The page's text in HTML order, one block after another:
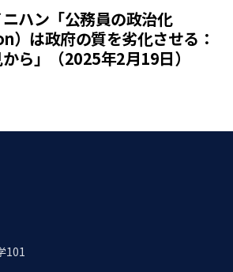
ハン「公務員の政治化
は政府の質を劣化させる：
ら」（2025年2月19日）
101